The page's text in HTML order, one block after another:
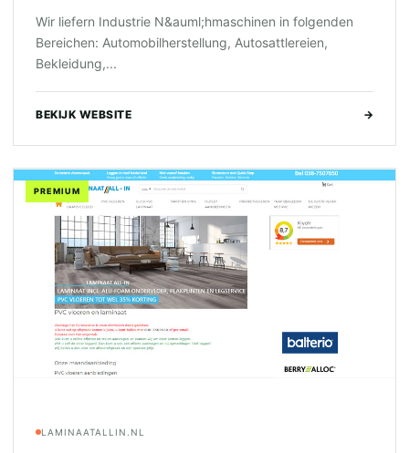
Wir liefern Industrie N&auml;hmaschinen in folgenden
Bereichen: Automobilherstellung, Autosattlereien,
Bekleidung,...
BEKIJK WEBSITE →
PREMIUM
LAMINAATALLIN.NL